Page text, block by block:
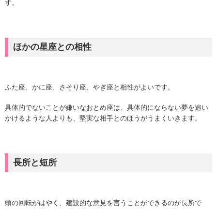
す。
ほかの星座との相性
ふた座、かに座、さそり座、やぎ座と相性がよいです。
具体的でないことが嫌いなおとめ座は、具体的にならない夢を追い
かけるような人よりも、堅実な相手とのほうがうまくいきます。
長所と短所
頭の回転がはやく、建設的な意見を言うことができるのが長所で